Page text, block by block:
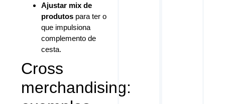
Ajustar mix de
produtos para ter o
que impulsiona
complemento de
cesta.
Cross
merchandising: